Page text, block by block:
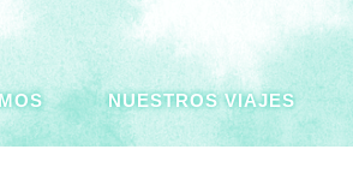
NUESTROS VIAJES